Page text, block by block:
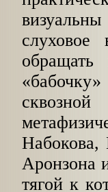
слуховое
Набокова,
Аронзона
тягой к